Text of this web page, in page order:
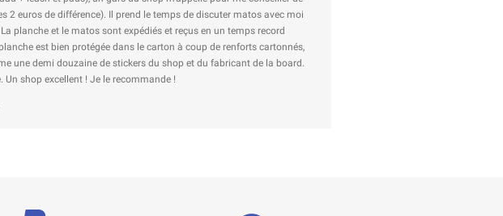
euros de différence). Il prend le temps de discuter matos avec moi
planche et le matos sont expédiés et reçus en un temps record
est bien protégée dans le carton à coup de renforts cartonnés,
une demi douzaine de stickers du shop et du fabricant de la board.
shop excellent ! Je le recommande !